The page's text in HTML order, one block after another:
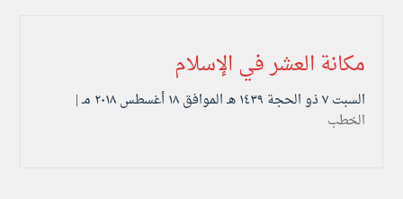
مكانة العشر في الإسلام
السبت ۷ ذو الحجة ۱٤۳۹ هـ الموافق ۱۸ أغسطس ۲۰۱۸ مـ |
الخطب